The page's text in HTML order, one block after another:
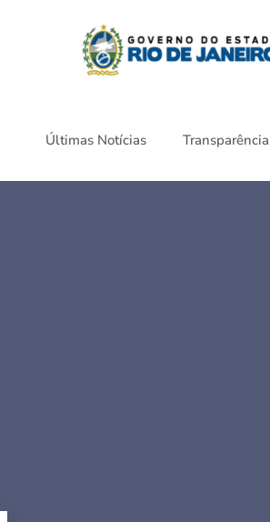
Últimas Notícias Transparência